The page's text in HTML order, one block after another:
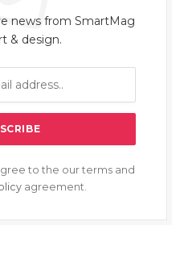
news from SmartMag
& design.
to the our terms and
agreement.